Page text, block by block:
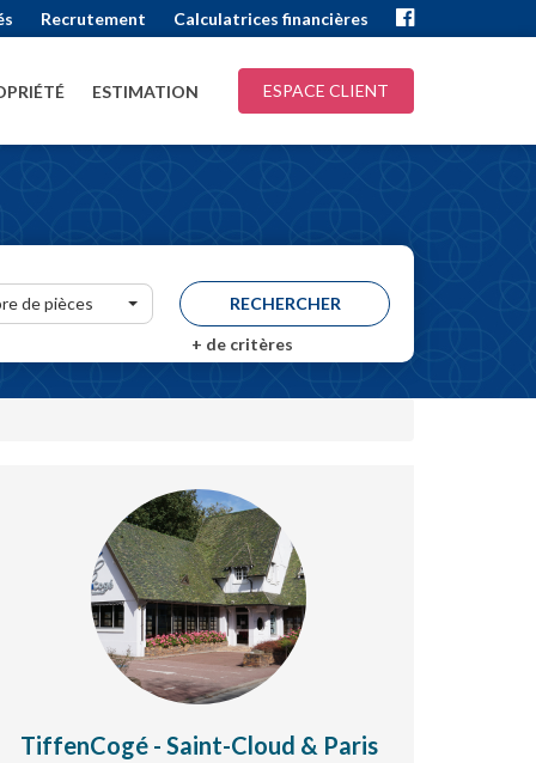
Recrutement Calculatrices financières
ESTIMATION ESPACE CLIENT
de pièces
+ de critères
TiffenCogé - Saint-Cloud & Paris